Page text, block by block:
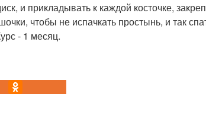
и прикладывать к каждой косточке,
чтобы не испачкать простынь, и так
- 1 месяц.